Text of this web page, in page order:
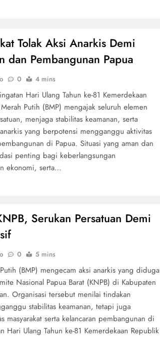
Tolak Aksi Anarkis Demi
dan Pembangunan Papua
0 4 mins
Hari Ulang Tahun ke-81 Kemerdekaan
Putih (BMP) mengajak seluruh elemen
menjaga stabilitas keamanan, serta
yang berpotensi mengganggu aktivitas
di Papua. Situasi yang aman dan
penting bagi keberlangsungan
ekonomi, serta…
Serukan Persatuan Demi
0 5 mins
(BMP) mengecam aksi anarkis yang diduga
Nasional Papua Barat (KNPB) di Kabupaten
Organisasi tersebut menilai tindakan
stabilitas keamanan, tetapi juga
masyarakat serta kelancaran pembangunan di
Hari Ulang Tahun ke-81 Kemerdekaan Republik